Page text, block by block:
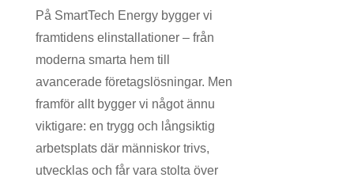
På SmartTech Energy bygger vi
framtidens elinstallationer – från
moderna smarta hem till
avancerade företagslösningar. Men
framför allt bygger vi något ännu
viktigare: en trygg och långsiktig
arbetsplats där människor trivs,
utvecklas och får vara stolta över